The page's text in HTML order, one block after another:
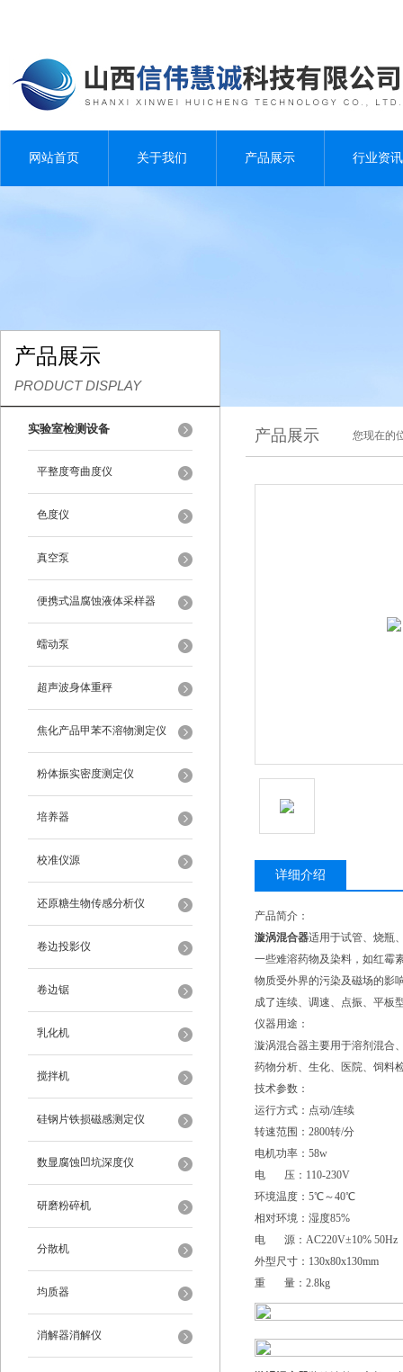
网站首页 关于我们 产品展示 行业资讯
产品展示
PRODUCT DISPLAY
实验室检测设备
平整度弯曲度仪
色度仪
真空泵
便携式温腐蚀液体采样器
蠕动泵
超声波身体重秤
焦化产品甲苯不溶物测定仪
粉体振实密度测定仪
培养器
校准仪源
还原糖生物传感分析仪
卷边投影仪
卷边锯
乳化机
搅拌机
硅钢片铁损磁感测定仪
数显腐蚀凹坑深度仪
研磨粉碎机
分散机
均质器
消解器消解仪
产品展示 您现在的
详细介绍
产品简介：
漩涡混合器适用于试管、烧瓶
一些难溶药物及染料，如红霉
物质受外界的污染及磁场的影
成了连续、调速、点振、平板
仪器用途：
漩涡混合器主要用于溶剂混合
药物分析、生化、医院、饲料
技术参数：
运行方式：点动/连续
转速范围：2800转/分
电机功率：58w
电 压：110-230V
环境温度：5℃～40℃
相对环境：湿度85%
电 源：AC220V±10% 50Hz
外型尺寸：130x80x130mm
重 量：2.8kg